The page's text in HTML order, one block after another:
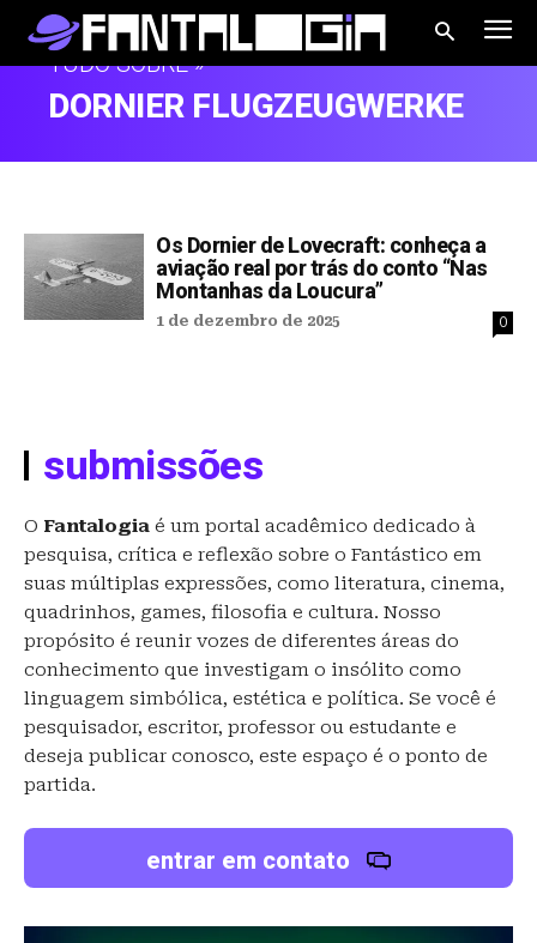
TUDO SOBRE »
DORNIER FLUGZEUGWERKE
Os Dornier de Lovecraft: conheça a
aviação real por trás do conto “Nas
Montanhas da Loucura”
1 de dezembro de 2025 0
submissões
O Fantalogia é um portal acadêmico dedicado à
pesquisa, crítica e reflexão sobre o Fantástico em
suas múltiplas expressões, como literatura, cinema,
quadrinhos, games, filosofia e cultura. Nosso
propósito é reunir vozes de diferentes áreas do
conhecimento que investigam o insólito como
linguagem simbólica, estética e política. Se você é
pesquisador, escritor, professor ou estudante e
deseja publicar conosco, este espaço é o ponto de
partida.
entrar em contato